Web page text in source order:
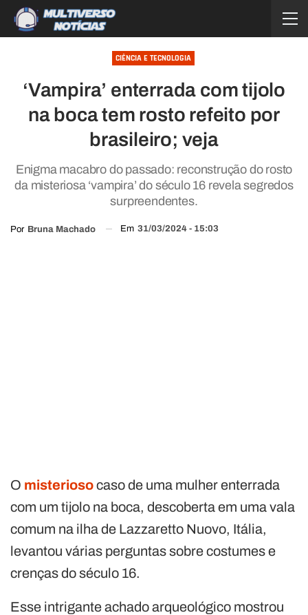
CIÊNCIA E TECNOLOGIA
‘Vampira’ enterrada com tijolo
na boca tem rosto refeito por
brasileiro; veja
Enigma macabro do passado: reconstrução do rosto
da misteriosa ‘vampira’ do século 16 revela segredos
surpreendentes.
Por Bruna Machado Em 31/03/2024 - 15:03
O misteriosocaso de uma mulher enterrada
com um tijolo na boca, descoberta em uma vala
comum na ilha de Lazzaretto Nuovo, Itália,
levantou várias perguntas sobre costumes e
crenças do século 16.
Esse intrigante achado arqueológico mostrou